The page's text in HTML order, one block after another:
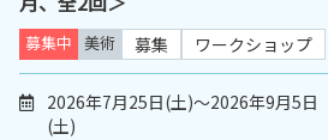
募集中 美術 募集 ワークショップ
2026年7月25日(土)～2026年9月5日
(土)